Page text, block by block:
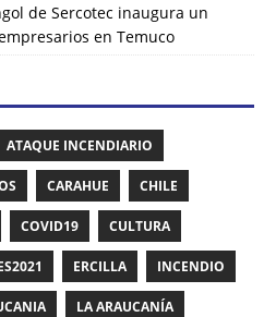
de Sercotec inaugura un
en Temuco
ATAQUE INCENDIARIO
CARAHUE CHILE
COVID19 CULTURA
ERCILLA INCENDIO
LA ARAUCANÍA